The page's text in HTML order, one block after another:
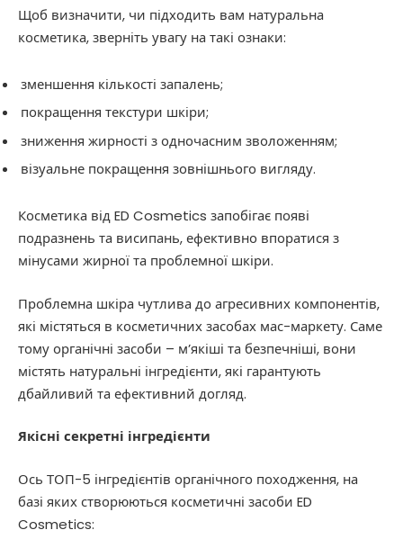
Щоб визначити, чи підходить вам натуральна
косметика, зверніть увагу на такі ознаки:
зменшення кількості запалень;
покращення текстури шкіри;
зниження жирності з одночасним зволоженням;
візуальне покращення зовнішнього вигляду.
Косметика від ED Cosmetics запобігає появі
подразнень та висипань, ефективно впоратися з
мінусами жирної та проблемної шкіри.
Проблемна шкіра чутлива до агресивних компонентів,
які містяться в косметичних засобах мас-маркету. Саме
тому органічні засоби – м’якіші та безпечніші, вони
містять натуральні інгредієнти, які гарантують
дбайливий та ефективний догляд.
Якісні секретні інгредієнти
Ось ТОП-5 інгредієнтів органічного походження, на
базі яких створюються косметичні засоби ED
Cosmetics: